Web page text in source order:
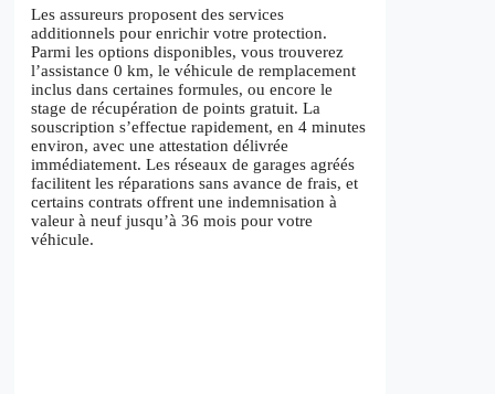
Les assureurs proposent des services
additionnels pour enrichir votre protection.
Parmi les options disponibles, vous trouverez
l’assistance 0 km, le véhicule de remplacement
inclus dans certaines formules, ou encore le
stage de récupération de points gratuit. La
souscription s’effectue rapidement, en 4 minutes
environ, avec une attestation délivrée
immédiatement. Les réseaux de garages agréés
facilitent les réparations sans avance de frais, et
certains contrats offrent une indemnisation à
valeur à neuf jusqu’à 36 mois pour votre
véhicule.